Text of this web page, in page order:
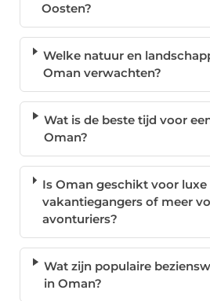
Oosten?
Welke natuur en
Oman verwachten?
Wat is de beste tijd voor
Oman?
Is Oman geschikt voor luxe
vakantiegangers of meer
avonturiers?
Wat zijn populaire
in Oman?